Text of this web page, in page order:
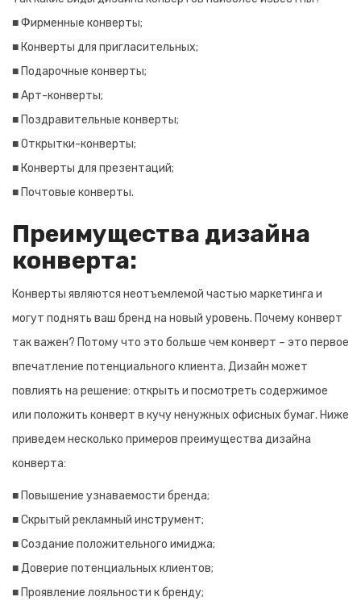
■ Фирменные конверты;
■ Конверты для пригласительных;
■ Подарочные конверты;
■ Арт-конверты;
■ Поздравительные конверты;
■ Открытки-конверты;
■ Конверты для презентаций;
■ Почтовые конверты.
Преимущества дизайна
конверта:
Конверты являются неотъемлемой частью маркетинга и
могут поднять ваш бренд на новый уровень. Почему конверт
так важен? Потому что это больше чем конверт – это первое
впечатление потенциального клиента. Дизайн может
повлиять на решение: открыть и посмотреть содержимое
или положить конверт в кучу ненужных офисных бумаг. Ниже
приведем несколько примеров преимущества дизайна
конверта:
■ Повышение узнаваемости бренда;
■ Скрытый рекламный инструмент;
■ Создание положительного имиджа;
■ Доверие потенциальных клиентов;
■ Проявление лояльности к бренду;